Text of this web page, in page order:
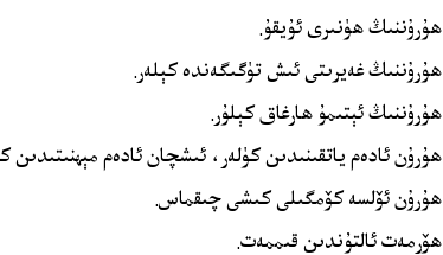
ھۇرۇننىڭ ھۈنىرى ئۇيقۇ.
ھۇرۇننىڭ غەيرىتى ئىش تۈگىگەندە كېلەر.
ھۇرۇننىڭ ئېتىمۇ ھارغاق كېلۇر.
ھۇرۇن ئادەم ياتقىنىدىن كۈلەر، ئىشچان ئادەم مېھنىتىدىن
ھۇرۇن ئۆلسە كۆمگىلى كىشى چىقماس.
ھۆرمەت ئالتۇندىن قىممەت.